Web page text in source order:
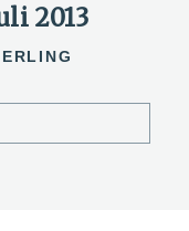
2013
ERLING